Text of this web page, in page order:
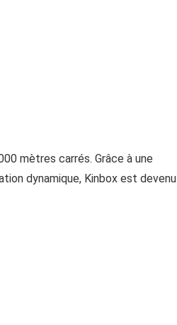
mètres carrés. Grâce à une
dynamique, Kinbox est devenu